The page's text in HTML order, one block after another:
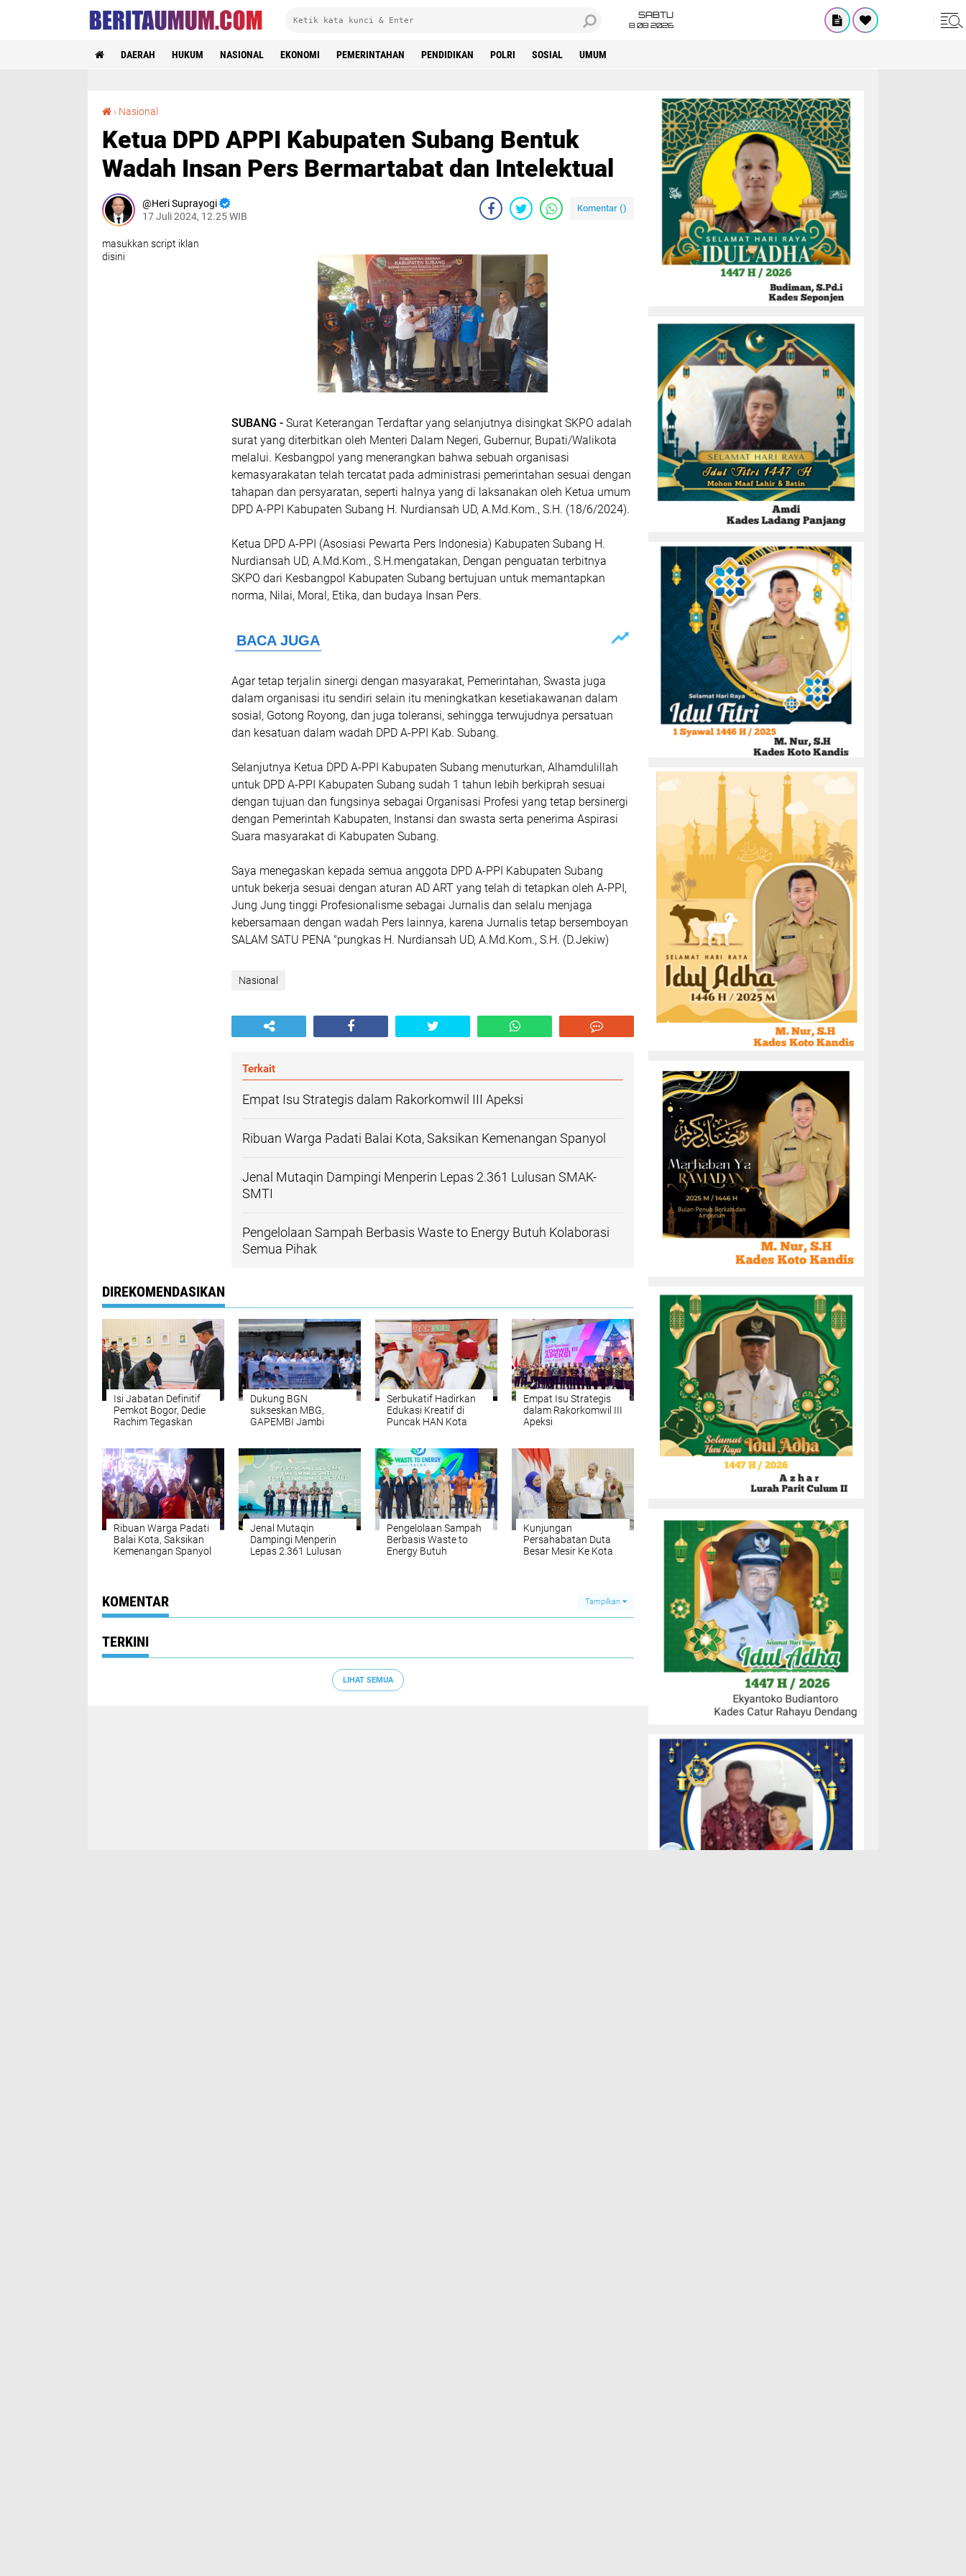
SABTU
8 08 2026
DAERAH HUKUM NASIONAL EKONOMI PEMERINTAHAN PENDIDIKAN POLRI SOSIAL UMUM
› Nasional
Ketua DPD APPI Kabupaten Subang Bentuk
Wadah Insan Pers Bermartabat dan Intelektual
Heri Suprayogi
17 Juli 2024, 12.25 WIB
Komentar ()
masukkan script iklan
disini
SUBANG - Surat Keterangan Terdaftar yang selanjutnya disingkat SKPO adalah
surat yang diterbitkan oleh Menteri Dalam Negeri, Gubernur, Bupati/Walikota
melalui. Kesbangpol yang menerangkan bahwa sebuah organisasi
kemasyarakatan telah tercatat pada administrasi pemerintahan sesuai dengan
tahapan dan persyaratan, seperti halnya yang di laksanakan oleh Ketua umum
DPD A-PPI Kabupaten Subang H. Nurdiansah UD, A.Md.Kom., S.H. (18/6/2024).
Ketua DPD A-PPI (Asosiasi Pewarta Pers Indonesia) Kabupaten Subang H.
Nurdiansah UD, A.Md.Kom., S.H.mengatakan, Dengan penguatan terbitnya
SKPO dari Kesbangpol Kabupaten Subang bertujuan untuk memantapkan
norma, Nilai, Moral, Etika, dan budaya Insan Pers.
Agar tetap terjalin sinergi dengan masyarakat, Pemerintahan, Swasta juga
dalam organisasi itu sendiri selain itu meningkatkan kesetiakawanan dalam
sosial, Gotong Royong, dan juga toleransi, sehingga terwujudnya persatuan
dan kesatuan dalam wadah DPD A-PPI Kab. Subang.
Selanjutnya Ketua DPD A-PPI Kabupaten Subang menuturkan, Alhamdulillah
untuk DPD A-PPI Kabupaten Subang sudah 1 tahun lebih berkiprah sesuai
dengan tujuan dan fungsinya sebagai Organisasi Profesi yang tetap bersinergi
dengan Pemerintah Kabupaten, Instansi dan swasta serta penerima Aspirasi
Suara masyarakat di Kabupaten Subang.
Saya menegaskan kepada semua anggota DPD A-PPI Kabupaten Subang
untuk bekerja sesuai dengan aturan AD ART yang telah di tetapkan oleh A-PPI,
Jung Jung tinggi Profesionalisme sebagai Jurnalis dan selalu menjaga
kebersamaan dengan wadah Pers lainnya, karena Jurnalis tetap bersemboyan
SALAM SATU PENA "pungkas H. Nurdiansah UD, A.Md.Kom., S.H. (D.Jekiw)
Nasional
Terkait
Empat Isu Strategis dalam Rakorkomwil III Apeksi
Ribuan Warga Padati Balai Kota, Saksikan Kemenangan Spanyol
Jenal Mutaqin Dampingi Menperin Lepas 2.361 Lulusan SMAK-
SMTI
Pengelolaan Sampah Berbasis Waste to Energy Butuh Kolaborasi
Semua Pihak
DIREKOMENDASIKAN
Isi Jabatan Definitif
Pemkot Bogor, Dedie
Rachim Tegaskan
Dukung BGN
sukseskan MBG,
GAPEMBI Jambi
Di Provinsi Jambi
Serbukatif Hadirkan
Edukasi Kreatif di
Puncak HAN Kota
Empat Isu Strategis
dalam Rakorkomwil III
Apeksi
Ribuan Warga Padati
Balai Kota, Saksikan
Kemenangan Spanyol
Jenal Mutaqin
Dampingi Menperin
Lepas 2.361 Lulusan
Pengelolaan Sampah
Berbasis Waste to
Energy Butuh
Kunjungan
Persahabatan Duta
Besar Mesir Ke Kota
KOMENTAR Tampilkan
TERKINI
LIHAT SEMUA